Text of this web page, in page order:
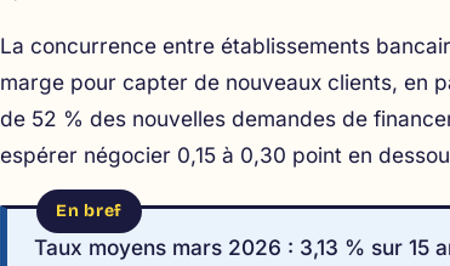
La concurrence entre établissements
marge pour capter de nouveaux clients, en
de 52 % des nouvelles demandes de
espérer négocier 0,15 à 0,30 point en
Taux moyens mars 2026 : 3,13 % sur 15